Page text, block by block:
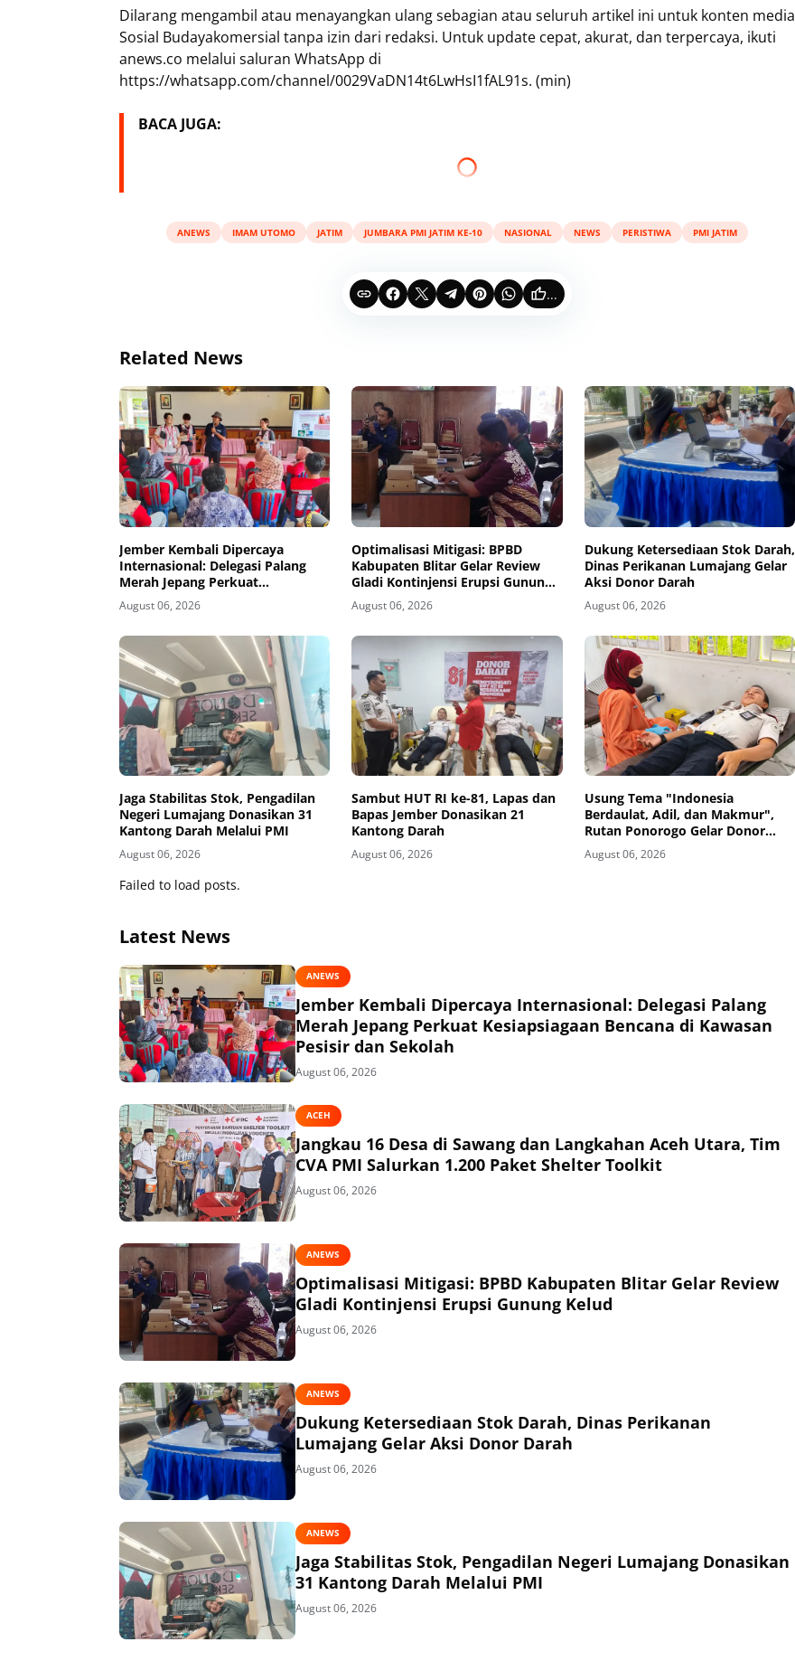
Dilarang mengambil atau menayangkan ulang sebagian atau seluruh artikel ini untuk konten media
Sosial Budayakomersial tanpa izin dari redaksi. Untuk update cepat, akurat, dan terpercaya, ikuti
anews.co melalui saluran WhatsApp di
https://whatsapp.com/channel/0029VaDN14t6LwHsI1fAL91s. (min)
BACA JUGA:
ANEWS IMAM UTOMO JATIM JUMBARA PMI JATIM KE-10 NASIONAL NEWS PERISTIWA PMI JATIM
...
Related News
Jember Kembali Dipercaya
Internasional: Delegasi Palang
Merah Jepang Perkuat
Kesiapsiagaan Bencana di
Kawasan Pesisir dan Sekolah
August 06, 2026
Optimalisasi Mitigasi: BPBD
Kabupaten Blitar Gelar Review
Gladi Kontinjensi Erupsi Gunung
Kelud
August 06, 2026
Dukung Ketersediaan Stok Darah,
Dinas Perikanan Lumajang Gelar
Aksi Donor Darah
August 06, 2026
Jaga Stabilitas Stok, Pengadilan
Negeri Lumajang Donasikan 31
Kantong Darah Melalui PMI
August 06, 2026
Sambut HUT RI ke-81, Lapas dan
Bapas Jember Donasikan 21
Kantong Darah
August 06, 2026
Usung Tema "Indonesia
Berdaulat, Adil, dan Makmur",
Rutan Ponorogo Gelar Donor
Darah Kemanusiaan Sambut HUT
RI ke-81
August 06, 2026
Failed to load posts.
Latest News
ANEWS
Jember Kembali Dipercaya Internasional: Delegasi Palang
Merah Jepang Perkuat Kesiapsiagaan Bencana di Kawasan
Pesisir dan Sekolah
August 06, 2026
ACEH
Jangkau 16 Desa di Sawang dan Langkahan Aceh Utara, Tim
CVA PMI Salurkan 1.200 Paket Shelter Toolkit
August 06, 2026
ANEWS
Optimalisasi Mitigasi: BPBD Kabupaten Blitar Gelar Review
Gladi Kontinjensi Erupsi Gunung Kelud
August 06, 2026
ANEWS
Dukung Ketersediaan Stok Darah, Dinas Perikanan
Lumajang Gelar Aksi Donor Darah
August 06, 2026
ANEWS
Jaga Stabilitas Stok, Pengadilan Negeri Lumajang Donasikan
31 Kantong Darah Melalui PMI
August 06, 2026